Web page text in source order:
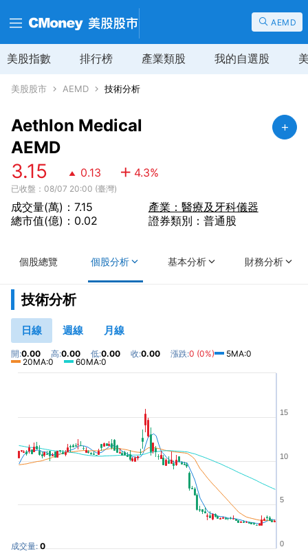
AEMD
美股指數 排行榜 產業類股 我的自選股
美股股市 AEMD 技術分析
Aethlon Medical
AEMD
3.15 0.13 4.3%
已收盤：08/07 20:00 (臺灣)
成交量(萬)：7.15
總市值(億)：0.02
產業：醫療及牙科儀器
證券類別：普通股
個股總覽 個股分析 基本分析 財務分析
技術分析
日線 週線 月線
開:0.00 高:0.00 低:0.00 收:0.00 漲跌:0 (0%)
5MA:0
20MA:0
60MA:0
成交量:0
10
0
5
15